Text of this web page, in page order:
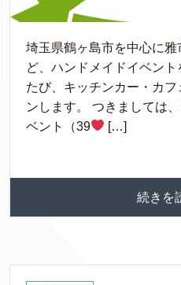
埼玉県鶴ヶ島市を中心に
ど、ハンドメイドイベン
たび、キッチンカー・カ
ンします。 つきましては
ベント（39
[…]
続きを